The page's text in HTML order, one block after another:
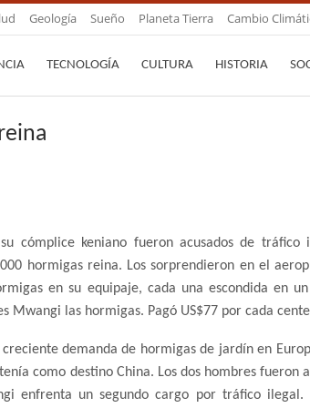
Geología Sueño Planeta Tierra Cambio
TECNOLOGÍA CULTURA HISTORIA
cómplice keniano fueron acusados ​​de tráfico
hormigas reina. Los sorprendieron en el
en su equipaje, cada una escondida en
Mwangi las hormigas. Pagó US$77 por cada
demanda de hormigas de jardín en
como destino China. Los dos hombres fueron
enfrenta un segundo cargo por tráfico ilegal.